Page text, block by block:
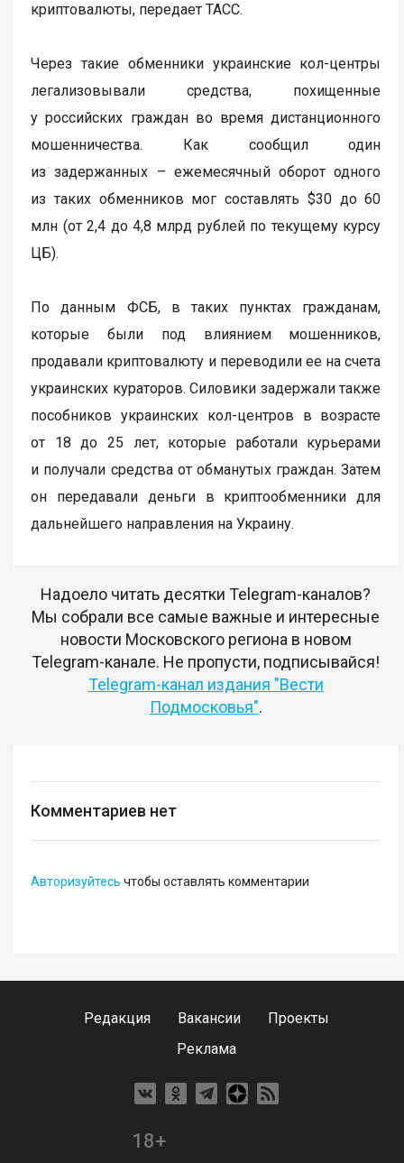
криптовалюты, передает ТАСС.
Через такие обменники украинские кол-центры
легализовывали средства, похищенные
у российских граждан во время дистанционного
мошенничества. Как сообщил один
из задержанных – ежемесячный оборот одного
из таких обменников мог составлять $30 до 60
млн (от 2,4 до 4,8 млрд рублей по текущему курсу
ЦБ).
По данным ФСБ, в таких пунктах гражданам,
которые были под влиянием мошенников,
продавали криптовалюту и переводили ее на счета
украинских кураторов. Силовики задержали также
пособников украинских кол-центров в возрасте
от 18 до 25 лет, которые работали курьерами
и получали средства от обманутых граждан. Затем
он передавали деньги в криптообменники для
дальнейшего направления на Украину.
Надоело читать десятки Telegram-каналов?
Мы собрали все самые важные и интересные
новости Московского региона в новом
Telegram-канале. Не пропусти, подписывайся!
Telegram-канал издания "Вести
Подмосковья".
Комментариев нет
Авторизуйтесь чтобы оставлять комментарии
Редакция Вакансии
Проекты
Реклама
18+